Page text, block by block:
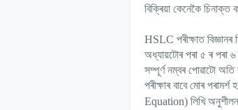
বিক্ৰিয়া কেনেকৈ চিনাক্ত
HSLC পৰীক্ষাত
অধ্যায়টোৰ পৰা ৫ ৰ পৰা
সম্পূৰ্ণ নম্বৰ পোৱাটো
পৰীক্ষাৰ বাবে মোৰ পৰামৰ্শ হ
Equation) লিখি